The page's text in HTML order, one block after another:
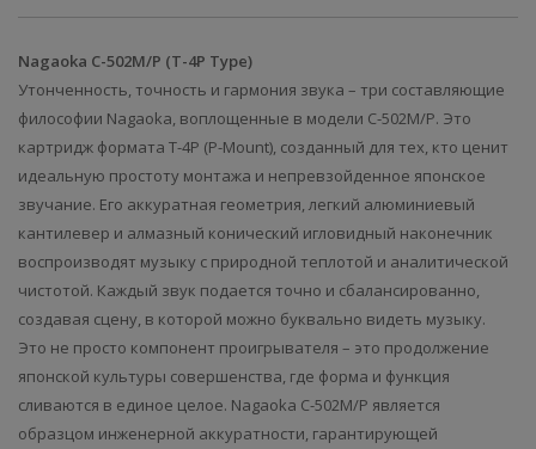
Nagaoka C-502M/P (T-4P Type)
Утонченность, точность и гармония звука – три составляющие
философии Nagaoka, воплощенные в модели C-502M/P. Это
картридж формата T-4P (P-Mount), созданный для тех, кто ценит
идеальную простоту монтажа и непревзойденное японское
звучание. Его аккуратная геометрия, легкий алюминиевый
кантилевер и алмазный конический игловидный наконечник
воспроизводят музыку с природной теплотой и аналитической
чистотой. Каждый звук подается точно и сбалансированно,
создавая сцену, в которой можно буквально видеть музыку.
Это не просто компонент проигрывателя – это продолжение
японской культуры совершенства, где форма и функция
сливаются в единое целое. Nagaoka C-502M/P является
образцом инженерной аккуратности, гарантирующей